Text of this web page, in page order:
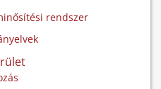
rendszer